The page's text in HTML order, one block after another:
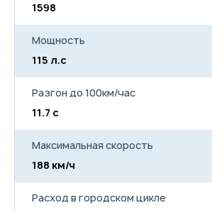
1598
Мощность
115 л.с
Разгон до 100км/час
11.7 с
Максимальная скорость
188 км/ч
Расход в городском цикле